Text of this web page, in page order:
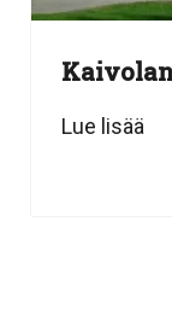
Lue lisää